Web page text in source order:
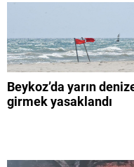
Beykoz’da yarın
girmek yasaklandı